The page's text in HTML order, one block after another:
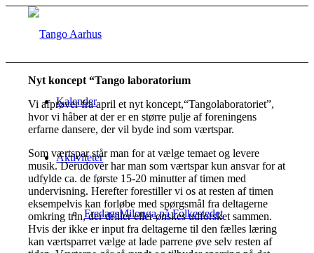
Kalender
Aktiviteter
FredagsMilonga på Folkestedet
Nyt koncept “Tango laboratorium
Vi afprøver fra april et nyt koncept,“Tangolaboratoriet”,
hvor vi håber at der er en større pulje af foreningens
erfarne dansere, der vil byde ind som værtspar.
Som værtspar står man for at vælge temaet og levere
musik. Derudover har man som værtspar kun ansvar for at
udfylde ca. de første 15-20 minutter af timen med
undervisning. Herefter forestiller vi os at resten af timen
eksempelvis kan forløbe med spørgsmål fra deltagerne
omkring trin, der driller eller ønskes udforsket sammen.
Hvis der ikke er input fra deltagerne til den fælles læring
kan værtsparret vælge at lade parrene øve selv resten af